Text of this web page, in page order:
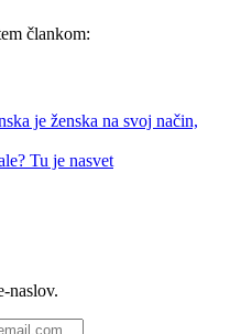
člankom:
je ženska na svoj način,
Tu je nasvet
naslov.